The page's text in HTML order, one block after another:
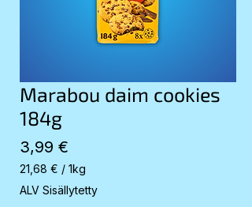
Marabou daim cookies
184g
3,99 €
21,68 € / 1kg
21,68 €
per
ALV Sisällytetty